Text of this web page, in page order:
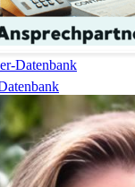
Datenbank